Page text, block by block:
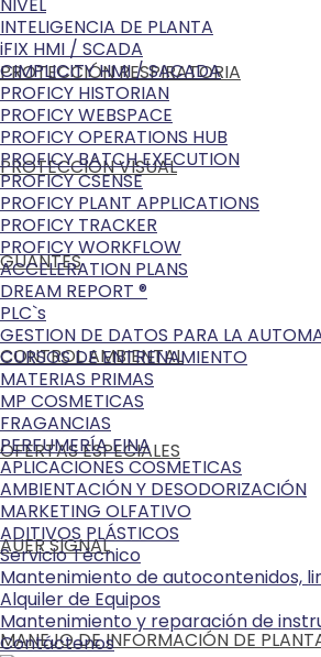
PROTECCIÓN RESPIRATORIA
PROTECCIÓN VISUAL
GUANTES
CONTROL AMBIENTAL
OFERTAS ESPECIALES
AUER SIGNAL
MANEJO DE INFORMACIÓN DE
INTELIGENCIA DE PLANTA
iFIX HMI / SCADA
CIMPLICITY HMI / SACADA
PROFICY HISTORIAN
PROFICY WEBSPACE
PROFICY OPERATIONS HUB
PROFICY BATCH EXECUTION
PROFICY CSENSE
PROFICY PLANT APPLICATIONS
PROFICY TRACKER
PROFICY WORKFLOW
ACCELERATION PLANS
DREAM REPORT ®
PLC`s
GESTION DE DATOS PARA LA
CURSOS DE ENTRENAMIENTO
MATERIAS PRIMAS
MP COSMETICAS
FRAGANCIAS
PERFUMERÍA FINA
APLICACIONES COSMETICAS
AMBIENTACIÓN Y DESODORIZACIÓN
MARKETING OLFATIVO
ADITIVOS PLÁSTICOS
Servicio Técnico
Mantenimiento de autocontenidos,
Alquiler de Equipos
Mantenimiento y reparación de
Contáctenos